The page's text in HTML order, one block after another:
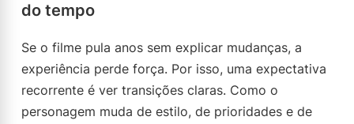
do tempo
Se o filme pula anos sem explicar mudanças, a
experiência perde força. Por isso, uma expectativa
recorrente é ver transições claras. Como o
personagem muda de estilo, de prioridades e de